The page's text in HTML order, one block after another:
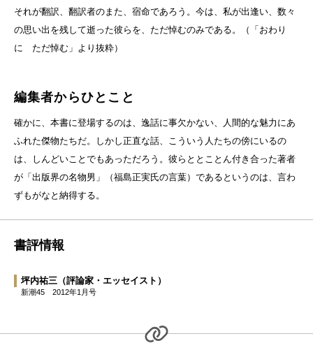
それが翻訳、翻訳者のまた、宿命であろう。今は、私が出逢い、数々
の思い出を残して逝った彼らを、ただ悼むのみである。（「おわり
に ただ悼む」より抜粋）
編集者からひとこと
確かに、本書に登場するのは、逸話に事欠かない、人間的な魅力にあ
ふれた傑物たちだ。しかし正直な話、こういう人たちの傍にいるの
は、しんどいことでもあっただろう。彼らととことん付き合った著者
が「出版界の名物男」（福島正実氏の言葉）であるというのは、言わ
ずもがなと納得する。
書評情報
坪内祐三（評論家・エッセイスト）
新潮45 2012年1月号